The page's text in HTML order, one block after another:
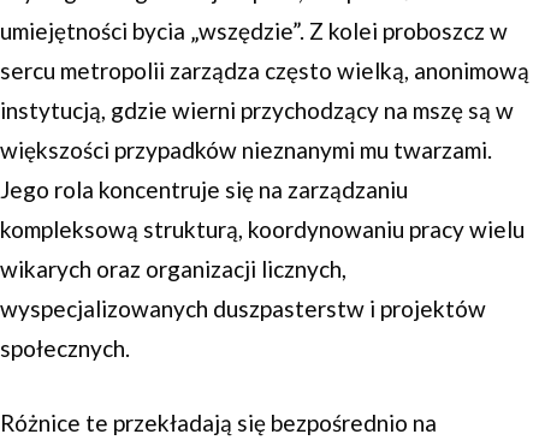
umiejętności bycia „wszędzie”. Z kolei proboszcz w
sercu metropolii zarządza często wielką, anonimową
instytucją, gdzie wierni przychodzący na mszę są w
większości przypadków nieznanymi mu twarzami.
Jego rola koncentruje się na zarządzaniu
kompleksową strukturą, koordynowaniu pracy wielu
wikarych oraz organizacji licznych,
wyspecjalizowanych duszpasterstw i projektów
społecznych.
Różnice te przekładają się bezpośrednio na